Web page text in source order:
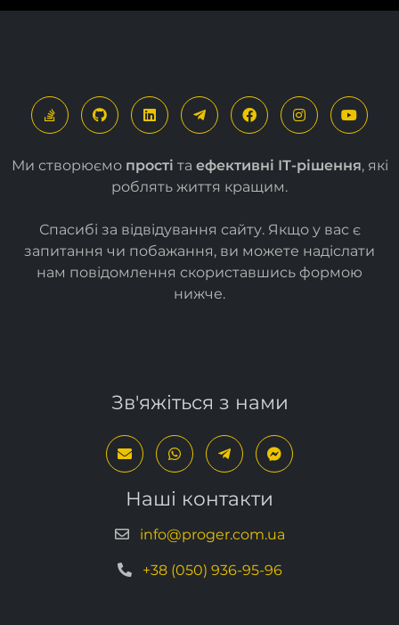
Ми створюємо прості та ефективні ІТ-рішення, які
роблять життя кращим.
Спасибі за відвідування сайту. Якщо у вас є
запитання чи побажання, ви можете надіслати
нам повідомлення скориставшись формою
нижче.
Зв'яжіться з нами
Наші контакти
info@proger.com.ua
+38 (050) 936-95-96